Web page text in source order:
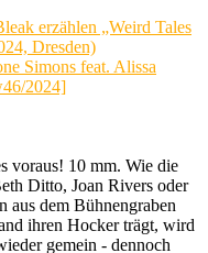
erzählen „Weird Tales
Dresden)
Simons feat. Alissa
2024]
voraus! 10 mm. Wie die
Ditto, Joan Rivers oder
aus dem Bühnengraben
ihren Hocker trägt, wird
gemein - dennoch